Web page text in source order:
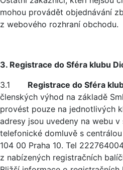
mohou provádět objednávání
z webového rozhraní obchodu.
3. Registrace do Sféra klubu
3.1 Registrace do Sféra
členských výhod na základě
provést pouze na jednotlivých
adresy jsou uvedeny na webu v
telefonické domluvě s
104 00 Praha 10. Tel
z nabízených registračních